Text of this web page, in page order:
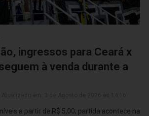
ingressos para Ceará x
à venda durante a
a partir de R$ 5,00; partida acontece na